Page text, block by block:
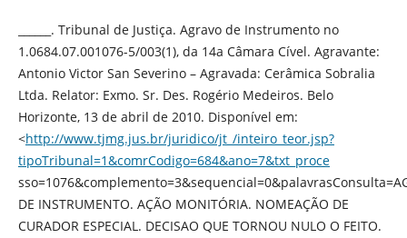
______. Tribunal de Justiça. Agravo de Instrumento no
1.0684.07.001076-5/003(1), da 14a Câmara Cível. Agravante:
Antonio Victor San Severino – Agravada: Cerâmica Sobralia
Ltda. Relator: Exmo. Sr. Des. Rogério Medeiros. Belo
Horizonte, 13 de abril de 2010. Disponível em:
<http://www.tjmg.jus.br/juridico/jt_/inteiro_teor.jsp?
tipoTribunal=1&comrCodigo=684&ano=7&txt_proce
DE INSTRUMENTO. AÇÃO MONITÓRIA. NOMEAÇÃO DE
CURADOR ESPECIAL. DECISAO QUE TORNOU NULO O FEITO.